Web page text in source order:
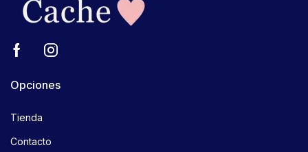
Opciones
Tienda
Contacto